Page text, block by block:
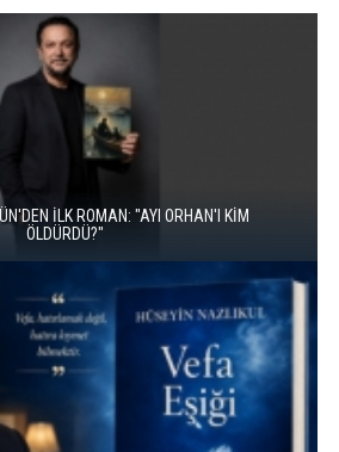
VE BİTMEYEN BİR ENERJİ